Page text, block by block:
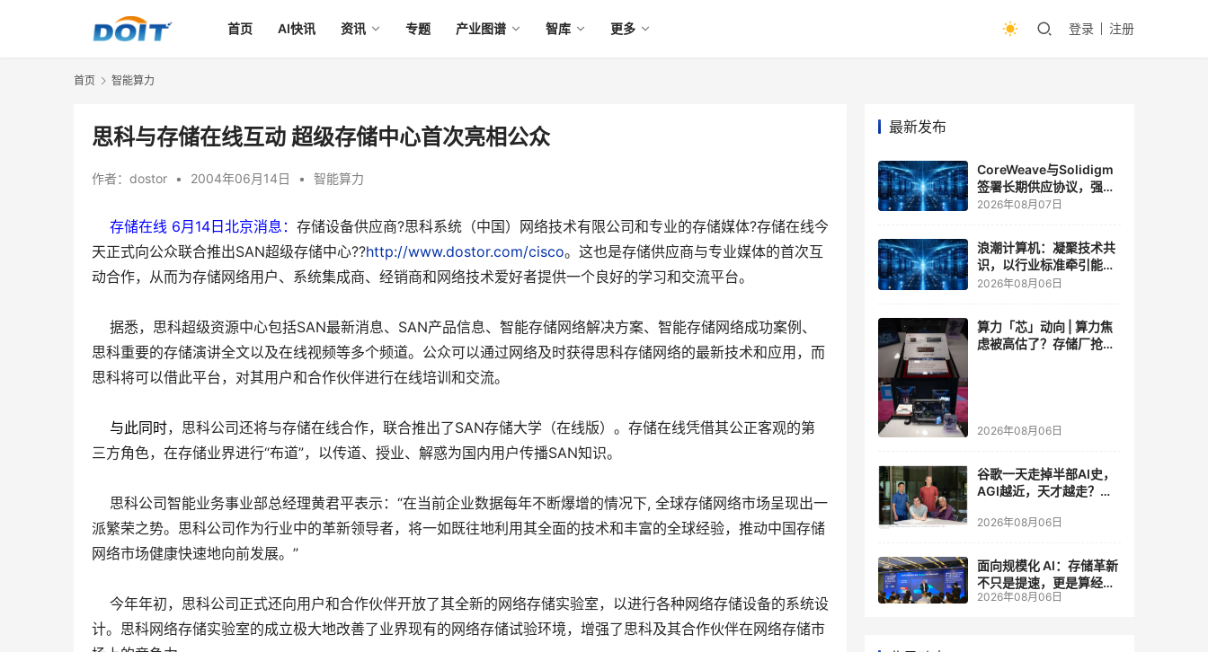
首页 AI快讯 资讯 专题 产业图谱 智库 更多 登录 注册
首页 智能算力
思科与存储在线互动 超级存储中心首次亮相公众
作者： dostor • 2004年06月14日 • 智能算力
存储在线 6月14日北京消息： 存储设备供应商?思科系统（中国）网络技术有限公司和专业的存储媒体?存储在线今
天正式向公众联合推出SAN超级存储中心??http://www.dostor.com/cisco。这也是存储供应商与专业媒体的首次互
动合作，从而为存储网络用户、系统集成商、经销商和网络技术爱好者提供一个良好的学习和交流平台。
据悉，思科超级资源中心包括SAN最新消息、SAN产品信息、智能存储网络解决方案、智能存储网络成功案例、
思科重要的存储演讲全文以及在线视频等多个频道。公众可以通过网络及时获得思科存储网络的最新技术和应用，而
思科将可以借此平台，对其用户和合作伙伴进行在线培训和交流。
与此同时，思科公司还将与存储在线合作，联合推出了SAN存储大学（在线版）。存储在线凭借其公正客观的第
三方角色，在存储业界进行“布道”，以传道、授业、解惑为国内用户传播SAN知识。
思科公司智能业务事业部总经理黄君平表示：“在当前企业数据每年不断爆增的情况下, 全球存储网络市场呈现出一
派繁荣之势。思科公司作为行业中的革新领导者，将一如既往地利用其全面的技术和丰富的全球经验，推动中国存储
网络市场健康快速地向前发展。”
今年年初，思科公司正式还向用户和合作伙伴开放了其全新的网络存储实验室，以进行各种网络存储设备的系统设
计。思科网络存储实验室的成立极大地改善了业界现有的网络存储试验环境，增强了思科及其合作伙伴在网络存储市
最新发布
CoreWeave与Solidigm
签署长期供应协议，强化
一体化人工智能云平台
2026年08月07日
浪潮计算机：凝聚技术共
识，以行业标准牵引能力
跃升
2026年08月06日
算力「芯」动向 | 算力焦
虑被高估了？存储厂抢了
2026年08月06日
谷歌一天走掉半部AI史，
AGI越近，天才越走？大
自己的研发节奏
2026年08月06日
面向规模化 AI：存储革新
不只是提速，更是算经济
账
2026年08月06日